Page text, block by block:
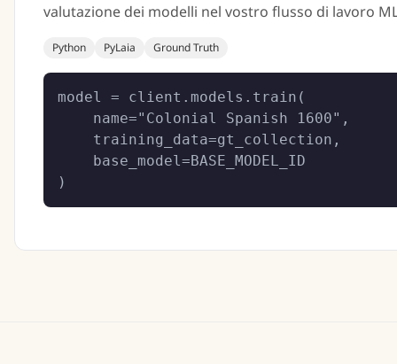
valutazione dei modelli nel vostro flusso di lavoro
Python PyLaia Ground Truth
model = client.models.train(
    name="Colonial Spanish 1600",
    training_data=gt_collection,
    base_model=BASE_MODEL_ID
)